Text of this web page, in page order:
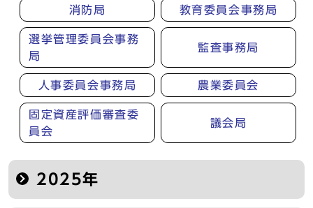
消防局 教育委員会事務局
選挙管理委員会事務
局
監査事務局
人事委員会事務局 農業委員会
固定資産評価審査委
員会
議会局
2025年